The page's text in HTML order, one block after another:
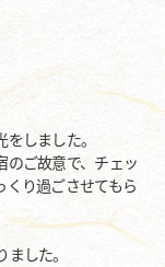
しました。
のご故意で、チェッ
くり過ごさせてもら
した。